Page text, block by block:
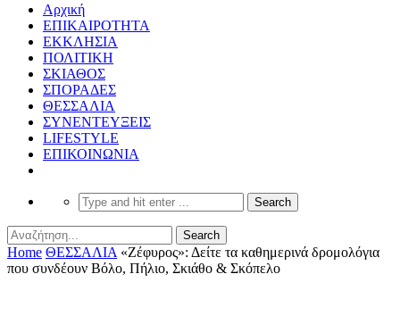
Αρχική
ΕΠΙΚΑΙΡΟΤΗΤΑ
ΕΚΚΛΗΣΙΑ
ΠΟΛΙΤΙΚΗ
ΣΚΙΑΘΟΣ
ΣΠΟΡΑΔΕΣ
ΘΕΣΣΑΛΙΑ
ΣΥΝΕΝΤΕΥΞΕΙΣ
LIFESTYLE
ΕΠΙΚΟΙΝΩΝΙΑ
Home ΘΕΣΣΑΛΙΑ «Ζέφυρος»: Δείτε τα καθημερινά δρομολόγια
που συνδέουν Βόλο, Πήλιο, Σκιάθο & Σκόπελο